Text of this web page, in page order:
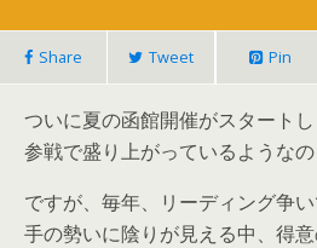
Share Tweet Pin
ついに夏の函館開催がスタート
参戦で盛り上がっているようなの
ですが、毎年、リーディング争
手の勢いに陰りが見える中、得